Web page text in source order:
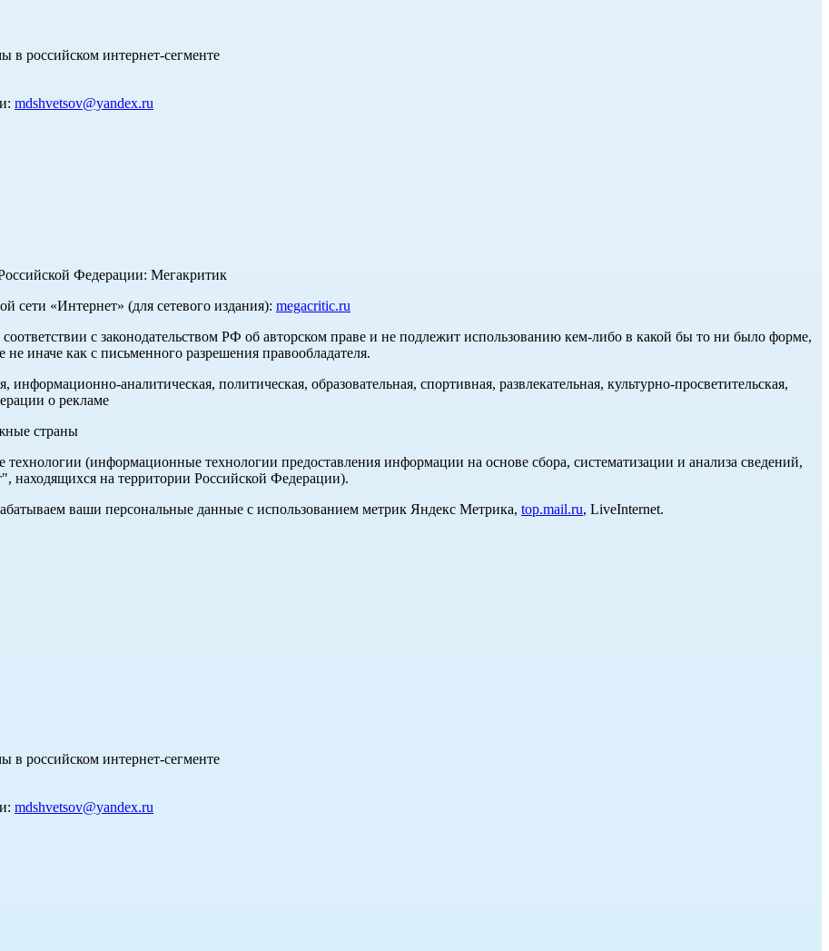
в российском интернет-сегменте
mdshvetsov@yandex.ru
Федерации: Мегакритик
«Интернет» (для сетевого издания): megacritic.ru
с законодательством РФ об авторском праве и не подлежит использованию кем-либо в какой бы то ни было форме,
иначе как с письменного разрешения правообладателя.
аналитическая, политическая, образовательная, спортивная, развлекательная, культурно-просветительская,
о рекламе
страны
(информационные технологии предоставления информации на основе сбора, систематизации и анализа сведений,
находящихся на территории Российской Федерации).
ваши персональные данные с использованием метрик Яндекс Метрика, top.mail.ru, LiveInternet.
в российском интернет-сегменте
mdshvetsov@yandex.ru